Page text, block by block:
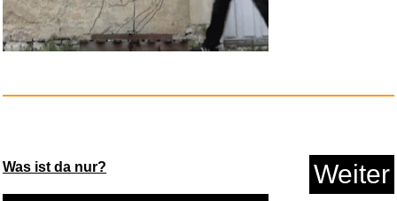
Was ist da nur? Weiter